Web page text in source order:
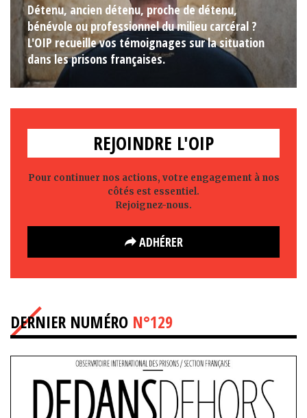
Détenu, ancien détenu, proche de détenu,
bénévole ou professionnel du milieu carcéral ?
L'OIP recueille vos témoignages sur la situation
dans les prisons françaises.
REJOINDRE L'OIP
Pour continuer nos actions, votre engagement à nos
côtés est essentiel.
Rejoignez-nous.
ADHÉRER
DERNIER NUMÉRO N°129